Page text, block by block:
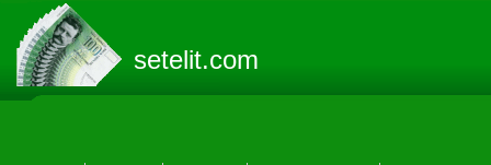
setelit.com